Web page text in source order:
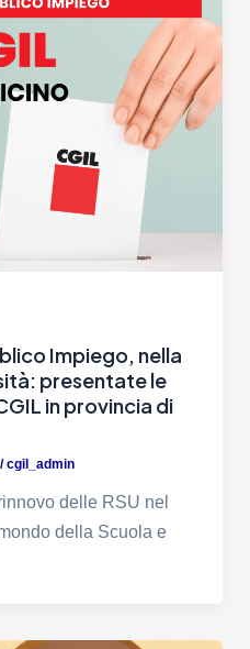
Impiego, nella
presentate le
in provincia di
cgil_admin
delle RSU nel
della Scuola e